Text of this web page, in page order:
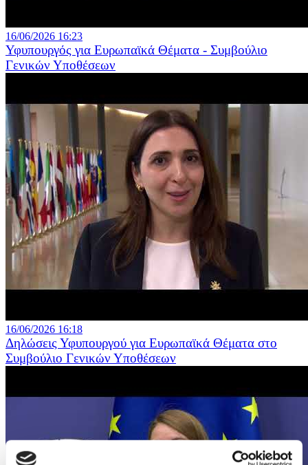
16/06/2026 16:23
Υφυπουργός για Ευρωπαϊκά Θέματα - Συμβούλιο
Γενικών Υποθέσεων
16/06/2026 16:18
Δηλώσεις Υφυπουργού για Ευρωπαϊκά Θέματα στο
Συμβούλιο Γενικών Υποθέσεων